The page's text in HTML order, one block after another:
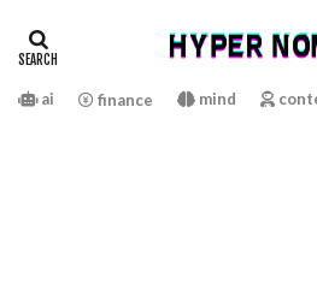
ai finance mind